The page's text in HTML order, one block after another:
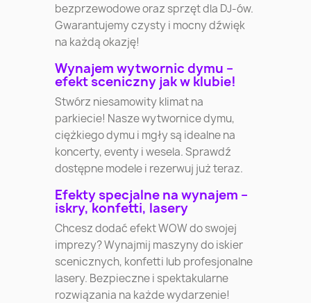
bezprzewodowe oraz sprzęt dla DJ-ów.
Gwarantujemy czysty i mocny dźwięk
na każdą okazję!
Wynajem wytwornic dymu –
efekt sceniczny jak w klubie!
Stwórz niesamowity klimat na
parkiecie! Nasze wytwornice dymu,
ciężkiego dymu i mgły są idealne na
koncerty, eventy i wesela. Sprawdź
dostępne modele i rezerwuj już teraz.
Efekty specjalne na wynajem –
iskry, konfetti, lasery
Chcesz dodać efekt WOW do swojej
imprezy? Wynajmij maszyny do iskier
scenicznych, konfetti lub profesjonalne
lasery. Bezpieczne i spektakularne
rozwiązania na każde wydarzenie!